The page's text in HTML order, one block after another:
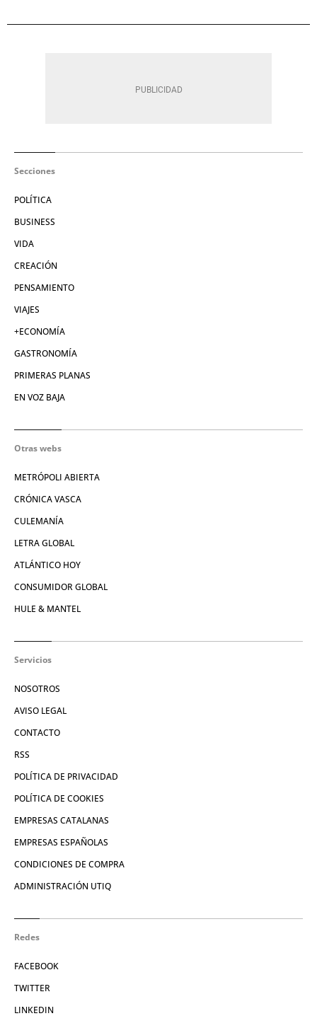
Secciones
POLÍTICA
BUSINESS
VIDA
CREACIÓN
PENSAMIENTO
VIAJES
+ECONOMÍA
GASTRONOMÍA
PRIMERAS PLANAS
EN VOZ BAJA
Otras webs
METRÓPOLI ABIERTA
CRÓNICA VASCA
CULEMANÍA
LETRA GLOBAL
ATLÁNTICO HOY
CONSUMIDOR GLOBAL
HULE & MANTEL
Servicios
NOSOTROS
AVISO LEGAL
CONTACTO
RSS
POLÍTICA DE PRIVACIDAD
POLÍTICA DE COOKIES
EMPRESAS CATALANAS
EMPRESAS ESPAÑOLAS
CONDICIONES DE COMPRA
ADMINISTRACIÓN UTIQ
Redes
FACEBOOK
TWITTER
LINKEDIN